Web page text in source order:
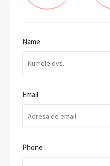
Name
Email
Phone